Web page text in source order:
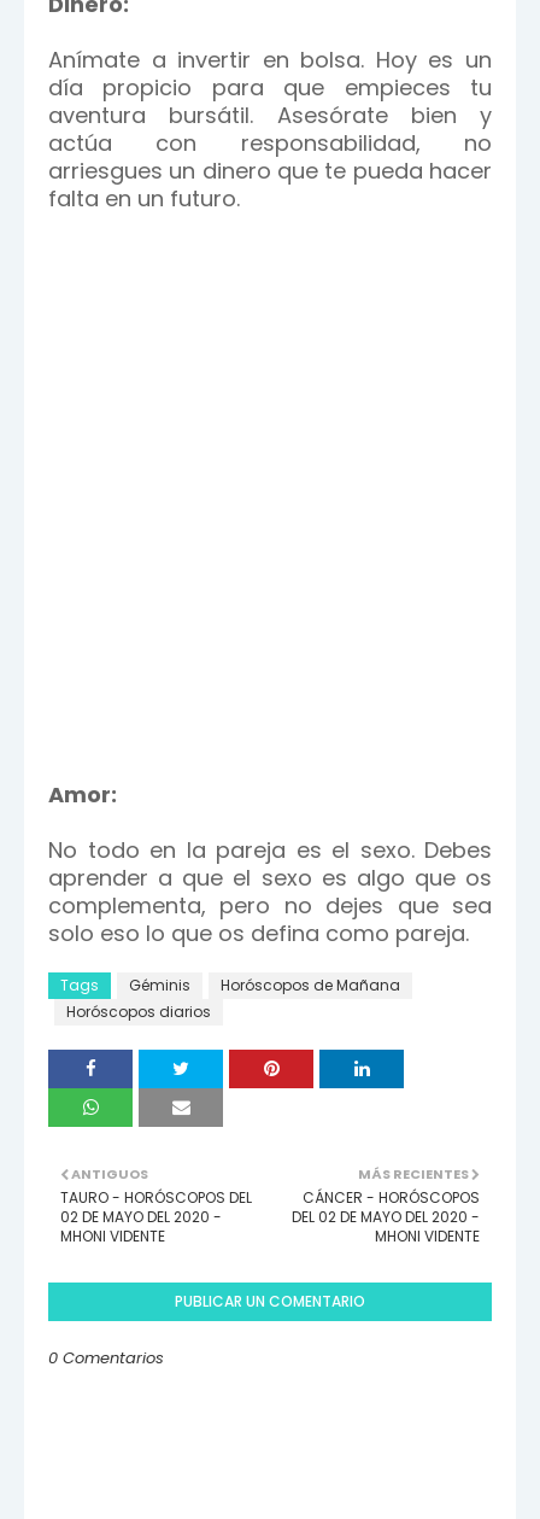
Anímate a invertir en bolsa. Hoy es un
día propicio para que empieces tu
aventura bursátil. Asesórate bien y
actúa con responsabilidad, no
arriesgues un dinero que te pueda hacer
falta en un futuro.
Amor:
No todo en la pareja es el sexo. Debes
aprender a que el sexo es algo que os
complementa, pero no dejes que sea
solo eso lo que os defina como pareja.
Tags Géminis
Horóscopos de Mañana
Horóscopos diarios
MÁS RECIENTES
CÁNCER - HORÓSCOPOS
DEL 02 DE MAYO DEL 2020 -
MHONI VIDENTE
ANTIGUOS
TAURO - HORÓSCOPOS DEL
02 DE MAYO DEL 2020 -
MHONI VIDENTE
PUBLICAR UN COMENTARIO
0 Comentarios